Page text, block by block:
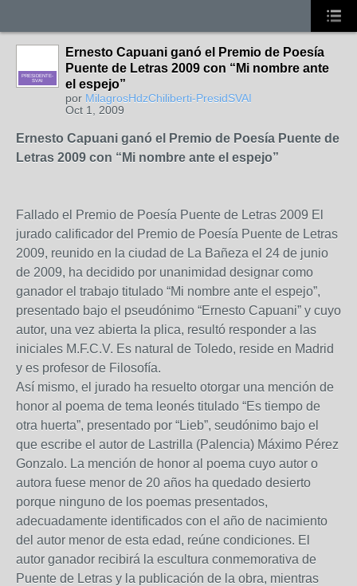
PRESIDENTE-
SVAI
Ernesto Capuani ganó el Premio de Poesía
Puente de Letras 2009 con “Mi nombre ante
el espejo”
por MilagrosHdzChiliberti-PresidSVAI
Oct 1, 2009
Ernesto Capuani ganó el Premio de Poesía Puente de
Letras 2009 con “Mi nombre ante el espejo”
Fallado el Premio de Poesía Puente de Letras 2009 El
jurado calificador del Premio de Poesía Puente de Letras
2009, reunido en la ciudad de La Bañeza el 24 de junio
de 2009, ha decidido por unanimidad designar como
ganador el trabajo titulado “Mi nombre ante el espejo”,
presentado bajo el pseudónimo “Ernesto Capuani” y cuyo
autor, una vez abierta la plica, resultó responder a las
iniciales M.F.C.V. Es natural de Toledo, reside en Madrid
y es profesor de Filosofía.
Así mismo, el jurado ha resuelto otorgar una mención de
honor al poema de tema leonés titulado “Es tiempo de
otra huerta”, presentado por “Lieb”, seudónimo bajo el
que escribe el autor de Lastrilla (Palencia) Máximo Pérez
Gonzalo. La mención de honor al poema cuyo autor o
autora fuese menor de 20 años ha quedado desierto
porque ninguno de los poemas presentados,
adecuadamente identificados con el año de nacimiento
del autor menor de esta edad, reúne condiciones. El
autor ganador recibirá la escultura conmemorativa de
Puente de Letras y la publicación de la obra, mientras